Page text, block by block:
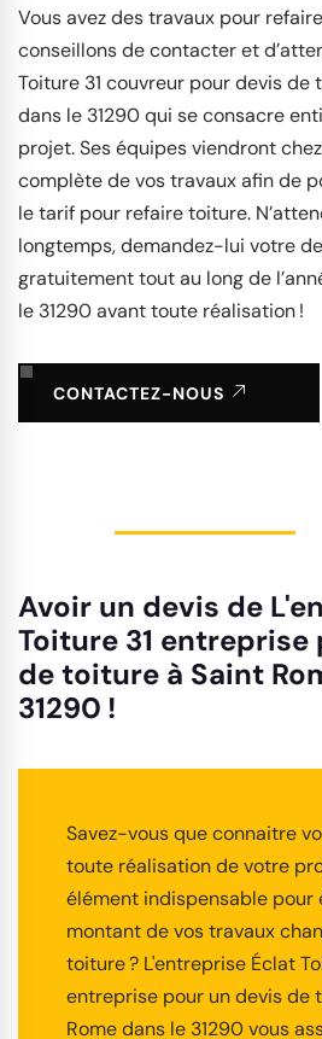
Vous avez des travaux pour
conseillons de contacter et
Toiture 31 couvreur pour devis de
dans le 31290 qui se consacre
projet. Ses équipes viendront
complète de vos travaux afin de
le tarif pour refaire toiture.
longtemps, demandez-lui votre
gratuitement tout au long de
le 31290 avant toute réalisation !
CONTACTEZ-NOUS
Avoir un devis de
Toiture 31
de toiture à Saint
31290 !
Savez-vous que connaitre
toute réalisation de votre
élément indispensable pour
montant de vos travaux
toiture ? L'entreprise Éclat
entreprise pour un devis de
Rome dans le 31290 vous